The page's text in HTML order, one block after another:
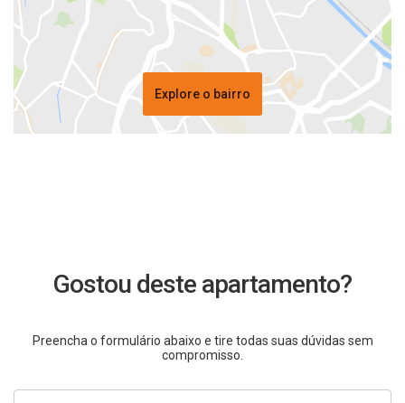
Explore o bairro
Gostou deste apartamento?
Preencha o formulário abaixo e tire todas suas dúvidas sem
compromisso.